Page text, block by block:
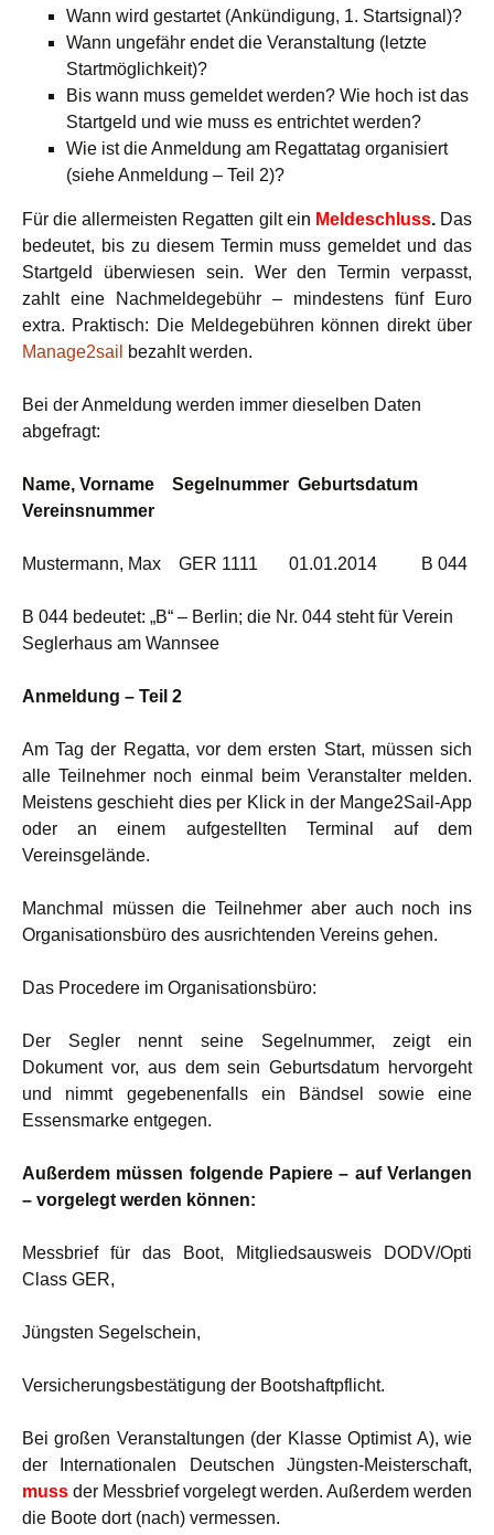
Wann wird gestartet (Ankündigung, 1. Startsignal)?
Wann ungefähr endet die Veranstaltung (letzte
Startmöglichkeit)?
Bis wann muss gemeldet werden? Wie hoch ist das
Startgeld und wie muss es entrichtet werden?
Wie ist die Anmeldung am Regattatag organisiert
(siehe Anmeldung – Teil 2)?
Für die allermeisten Regatten gilt ein Meldeschluss.Das
bedeutet, bis zu diesem Termin muss gemeldet und das
Startgeld überwiesen sein. Wer den Termin verpasst,
zahlt eine Nachmeldegebühr – mindestens fünf Euro
extra. Praktisch: Die Meldegebühren können direkt über
Manage2sail
bezahlt werden.
Bei der Anmeldung werden immer dieselben Daten
abgefragt:
Name, Vorname Segelnummer Geburtsdatum
Vereinsnummer
Mustermann, Max GER 1111 01.01.2014 B 044
B 044 bedeutet: „B“ – Berlin; die Nr. 044 steht für Verein
Seglerhaus am Wannsee
Anmeldung – Teil 2
Am Tag der Regatta, vor dem ersten Start, müssen sich
alle Teilnehmer noch einmal beim Veranstalter melden.
Meistens geschieht dies per Klick in der Mange2Sail-App
oder an einem aufgestellten Terminal auf dem
Vereinsgelände.
Manchmal müssen die Teilnehmer aber auch noch ins
Organisationsbüro des ausrichtenden Vereins gehen.
Das Procedere im Organisationsbüro:
Der Segler nennt seine Segelnummer, zeigt ein
Dokument vor, aus dem sein Geburtsdatum hervorgeht
und nimmt gegebenenfalls ein Bändsel sowie eine
Essensmarke entgegen.
Außerdem müssen folgende Papiere – auf Verlangen
– vorgelegt werden können:
Messbrief für das Boot, Mitgliedsausweis DODV/Opti
Class GER,
Jüngsten Segelschein,
Versicherungsbestätigung der Bootshaftpflicht.
Bei großen Veranstaltungen (der Klasse Optimist A), wie
der Internationalen Deutschen Jüngsten-Meisterschaft,
muss der Messbrief vorgelegt werden. Außerdem werden
die Boote dort (nach) vermessen.